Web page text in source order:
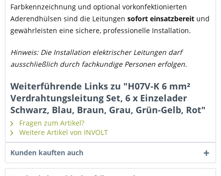
Farbkennzeichnung und optional vorkonfektionierten
Aderendhülsen sind die Leitungen sofort einsatzbereit und
gewährleisten eine sichere, professionelle Installation.
Hinweis: Die Installation elektrischer Leitungen darf
ausschließlich durch fachkundige Personen erfolgen.
Weiterführende Links zu "H07V-K 6 mm²
Verdrahtungsleitung Set, 6 x Einzelader
Schwarz, Blau, Braun, Grau, Grün-Gelb, Rot"
Fragen zum Artikel?
Weitere Artikel von INVOLT
Kunden kauften auch